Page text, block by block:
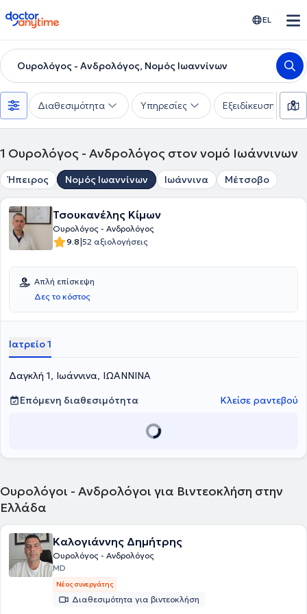
doctoranytime EL
Ουρολόγος - Ανδρολόγος, Νομός Ιωαννίνων
Διαθεσιμότητα Υπηρεσίες Εξειδίκευση
1 Ουρολόγος - Ανδρολόγος στον νομό Ιωάννινων
Ήπειρος Νομός Ιωαννίνων Ιωάννινα Μέτσοβο
Τσουκανέλης Κίμων
Ουρολόγος - Ανδρολόγος
9.8|52 αξιολογήσεις
Απλή επίσκεψη
Δες το κόστος
Ιατρείο 1
Δαγκλή 1, Ιωάννινα, ΙΩΑΝΝΙΝΑ
Επόμενη διαθεσιμότητα
Κλείσε ραντεβού
Ουρολόγοι - Ανδρολόγοι για Βιντεοκλήση στην
Ελλάδα
Καλογιάννης Δημήτρης
Ουρολόγος - Ανδρολόγος
MD
Νέος συνεργάτης
Διαθεσιμότητα για βιντεοκλήση